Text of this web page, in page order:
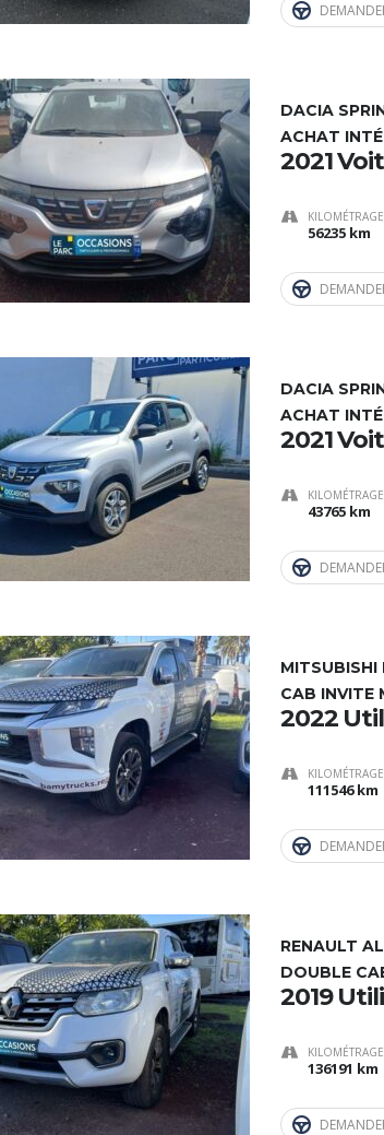
DACIA
ACHAT
2021
KILOMÉTRAGE
56235 km
DACIA
ACHAT
2021
KILOMÉTRAGE
43765 km
CAB INVITE
2022
KILOMÉTRAGE
111546 km
RENAULT
DOUBLE
2019
KILOMÉTRAGE
136191 km